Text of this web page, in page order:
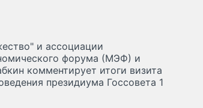
и ассоциации
форума (МЭФ) и
комментирует итоги визита
президиума Госсовета 1